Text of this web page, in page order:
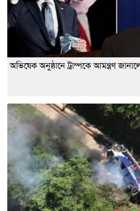
অভিষেক অনুষ্ঠানে ট্রাম্পকে আমন্ত্রণ